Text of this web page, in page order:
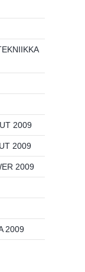
2009
2009
2009
2009